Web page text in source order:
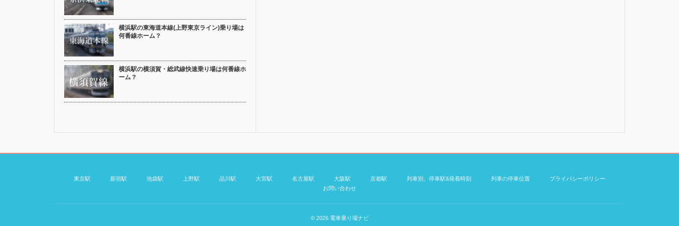
横浜駅の東海道本線(上野東京ライン)乗り場は
何番線ホーム？
横浜駅の横須賀・総武線快速乗り場は何番線ホ
ーム？
東京駅 新宿駅 池袋駅 上野駅 品川駅 大宮駅 名古屋駅 大阪駅 京都駅 列車別、停車駅&発着時刻 列車の停車位置
プライバシーポリシー
お問い合わせ
© 2026 電車乗り場ナビ